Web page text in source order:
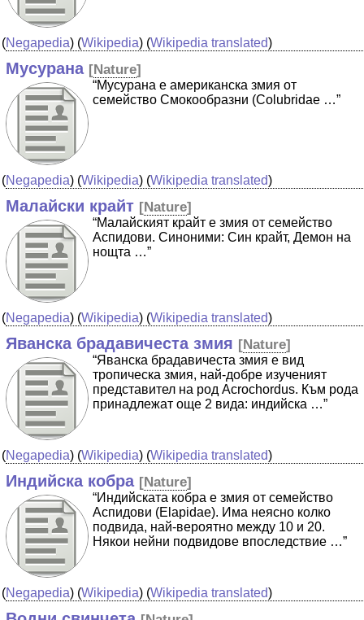
(Negapedia) (Wikipedia) (Wikipedia translated)
Мусурана [Nature]
“Мусурана е американска змия от
семейство Смокообразни (Colubridae …”
(Negapedia) (Wikipedia) (Wikipedia translated)
Малайски крайт [Nature]
“Малайският крайт е змия от семейство
Аспидови. Синоними: Син крайт, Демон на
нощта …”
(Negapedia) (Wikipedia) (Wikipedia translated)
Яванска брадавичеста змия [Nature]
“Яванска брадавичеста змия е вид
тропическа змия, най-добре изученият
представител на род Acrochordus. Към рода
принадлежат още 2 вида: индийска …”
(Negapedia) (Wikipedia) (Wikipedia translated)
Индийска кобра [Nature]
“Индийската кобра е змия от семейство
Аспидови (Elapidae). Има неясно колко
подвида, най-вероятно между 10 и 20.
Някои нейни подвидове впоследствие …”
(Negapedia) (Wikipedia) (Wikipedia translated)